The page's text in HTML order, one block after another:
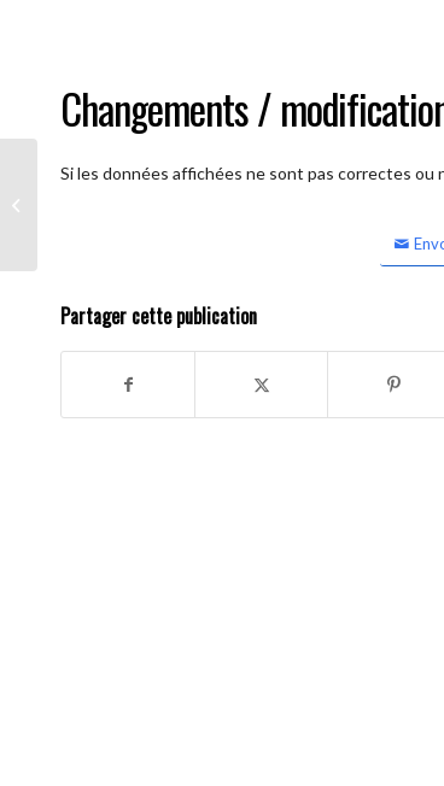
Changements /
Si les données affichées ne sont pas correctes
Partager cette publication